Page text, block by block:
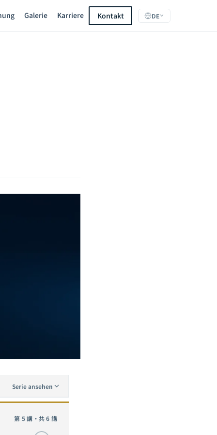
Galerie Karriere Kontakt DE
Serie ansehen
第 5 講・共 6 講